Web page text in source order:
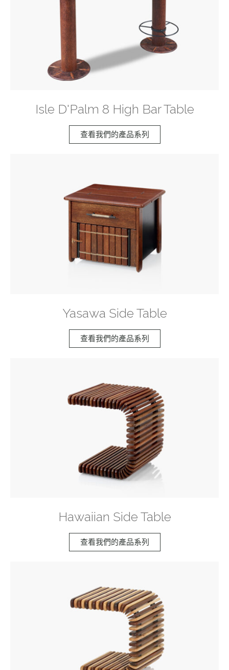
Isle D'Palm 8 High Bar Table
查看我們的產品系列
Yasawa Side Table
查看我們的產品系列
Hawaiian Side Table
查看我們的產品系列